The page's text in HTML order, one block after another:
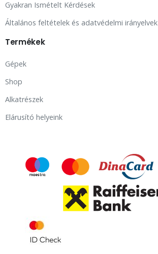
Gyakran Ismételt Kérdések
Általános feltételek és adatvédelmi irányelvek
Termékek
Gépek
Shop
Alkatrészek
Elárusító helyeink